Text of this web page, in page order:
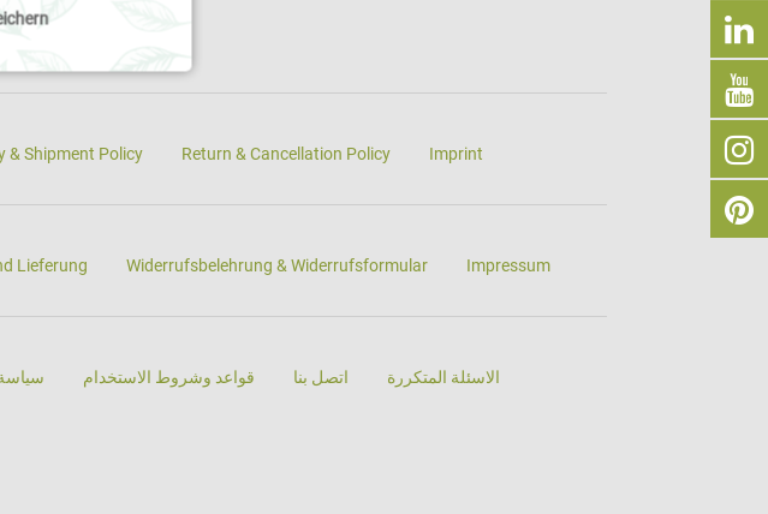
& Shipment Policy Return & Cancellation Policy Imprint
Lieferung Widerrufsbelehrung & Widerrufsformular Impressum
قواعد وشروط الاستخدام اتصل بنا الاسئلة المتكررة